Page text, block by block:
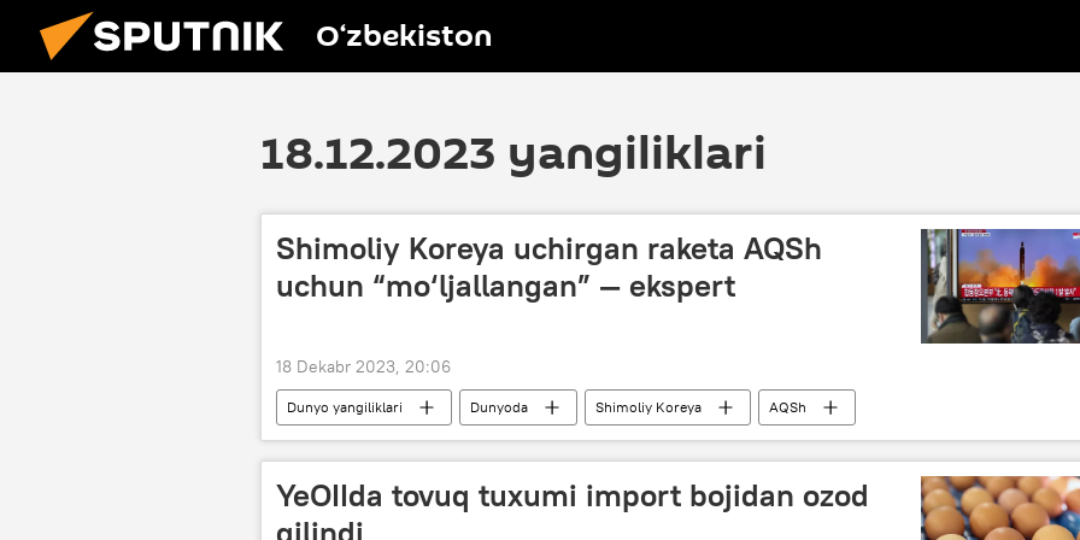
O‘zbekiston
18.12.2023 yangiliklari
Shimoliy Koreya uchirgan raketa AQSh
uchun “mo‘ljallangan” — ekspert
18 Dekabr 2023, 20:06
Dunyo yangiliklari Dunyoda Shimoliy Koreya
AQSh
mintaqalararo ballistik raketa
YeOIIda tovuq tuxumi import bojidan ozod